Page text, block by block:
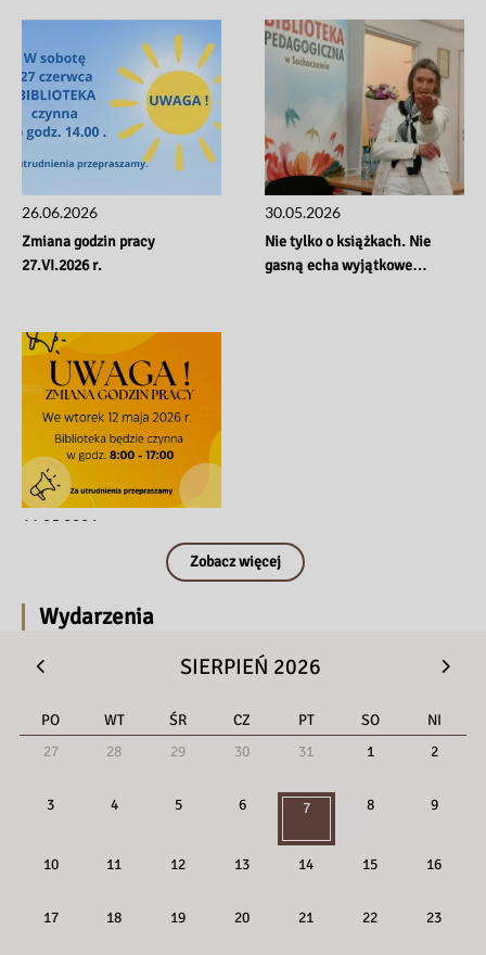
26.06.2026
Zmiana godzin pracy
27.VI.2026 r.
30.05.2026
Nie tylko o książkach. Nie
gasną echa wyjątkowe…
11.05.2026
Zmiana godzin pracy we
28.04.2026
Zobacz więcej
Wydarzenia
SIERPIEŃ 2026
PO WT ŚR CZ PT SO
NI
27
28 29 30 31 1 2
3 4 5 6 7 8 9
10 11 12 13 14 15 16
17 18 19 20 21 22 23